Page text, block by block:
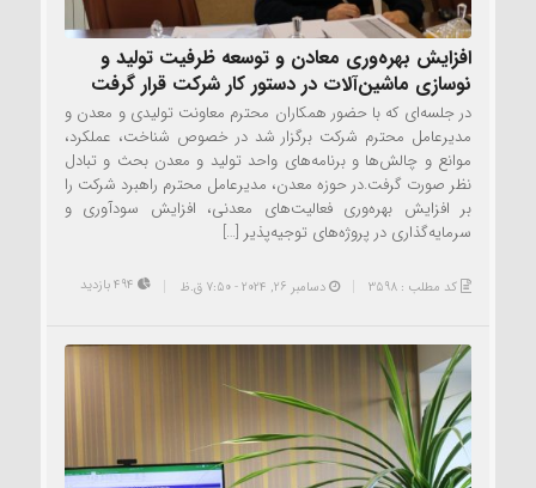
افزایش بهره‌وری معادن و توسعه ظرفیت تولید و
نوسازی ماشین‌آلات در دستور کار شرکت قرار گرفت
در جلسه‌ای که با حضور همکاران محترم معاونت تولیدی و معدن و
مدیرعامل محترم شرکت برگزار شد در خصوص شناخت، عملکرد،
موانع و چالش‌ها و برنامه‌های واحد تولید و معدن بحث و تبادل
نظر صورت گرفت.در حوزه معدن، مدیرعامل محترم راهبرد شرکت را
بر افزایش بهره‌وری فعالیت‌های معدنی، افزایش سودآوری و
سرمایه‌گذاری در پروژه‌های توجیه‌پذیر […]
کد مطلب : 3598 دسامبر 26, 2024 - 7:50 ق.ظ